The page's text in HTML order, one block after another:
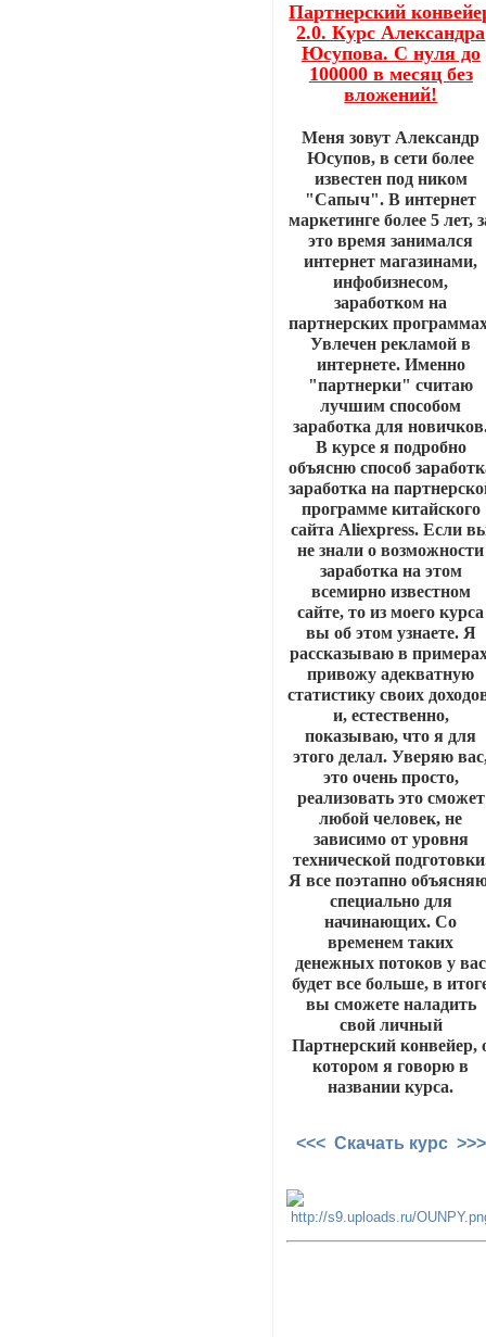
Партнерский
2.0. Курс Александра
Юсупова. С нуля до
100000 в месяц без
вложений!
Меня зовут Александр
Юсупов, в сети более
известен под ником
"Сапыч". В интернет
маркетинге более 5 лет,
это время занимался
интернет магазинами,
инфобизнесом,
заработком на
партнерских
Увлечен рекламой в
интернете. Именно
"партнерки" считаю
лучшим способом
заработка для
В курсе я подробно
объясню способ
заработка на
программе китайского
сайта Aliexpress. Если
не знали о возможности
заработка на этом
всемирно известном
сайте, то из моего курса
вы об этом узнаете. Я
рассказываю в
привожу адекватную
статистику своих
и, естественно,
показываю, что я для
этого делал. Уверяю
это очень просто,
реализовать это сможет
любой человек, не
зависимо от уровня
технической
Я все поэтапно
специально для
начинающих. Со
временем таких
денежных потоков у вас
будет все больше, в
вы сможете наладить
свой личный
Партнерский конвейер,
котором я говорю в
названии курса.
<<< Скачать курс >>>